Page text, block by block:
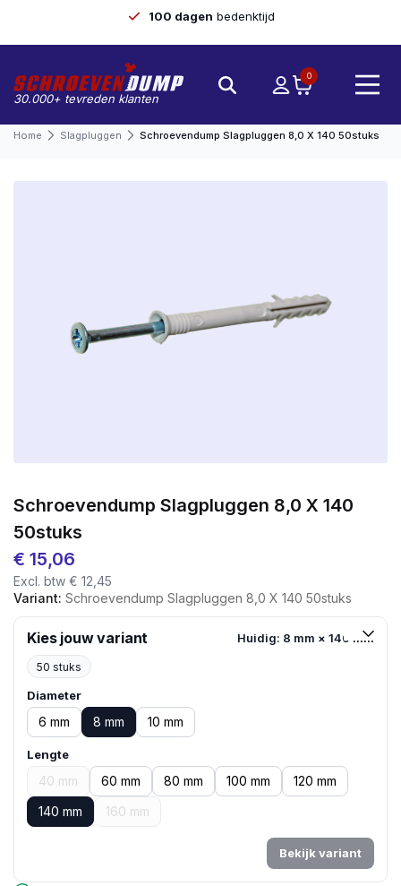
100 dagen bedenktijd
30.000+ tevreden klanten
0
Home Slagpluggen Schroevendump Slagpluggen 8,0 X 140 50stuks
Schroevendump Slagpluggen 8,0 X 140
50stuks
€ 15,06
Excl. btw € 12,45
Variant: Schroevendump Slagpluggen 8,0 X 140 50stuks
Kies jouw variant Huidig: 8 mm × 140 mm
50 stuks
Diameter
6 mm 8 mm 10 mm
Lengte
40 mm 60 mm 80 mm 100 mm
120 mm
140 mm
160 mm
Bekijk variant